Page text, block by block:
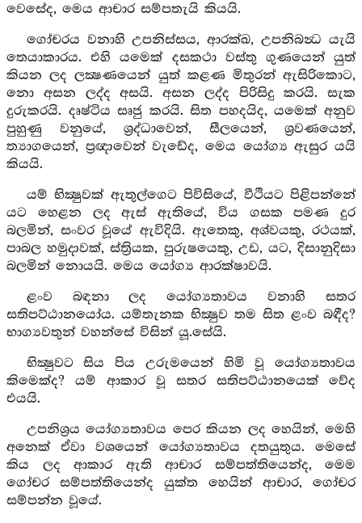
වෙසේද, මෙය ආචාර සම්පතැයි කියයි.
ගෝචරය වනාහි උපනිස්සය, ආරක්ඛ, උපනිබන්‍ධ යැයි
තෙයාකාරය. එහි යමෙක් දසකථා වස්තු ගුණයෙන් යුත්
කියන ලද ලක්‍ෂණයෙන් යුත් කළණ මිතුරන් ඇසිරිකොට,
නො අසන ලද්ද අසයි. අසන ලද්ද පිරිසිදු කරයි. සැක
දුරුකරයි. දෘෂ්ටිය සෘජු කරයි. සිත පහදයිද, යමෙක් අනුව
පුහුණු වනුයේ, ශ්‍රද්ධාවෙන්, සීලයෙන්, ශ්‍රවණයෙන්,
ත්‍යාගයෙන්, ප්‍රඥාවෙන් වැඩේද, මෙය යෝග්‍ය ඇසුර යයි
කියයි.
යම් භික්‍ෂුවක් ඇතුල්ගෙට පිවිසියේ, වීථියට පිළිපන්නේ
යට හෙළන ලද ඇස් ඇතියේ, විය ගසක පමණ දුර
බලමින්, සංවර වූයේ ඇවිදියි. ඇතෙකු, අශ්වයකු, රථයක්,
පාබල හමුදාවක්, ස්ත්‍රියක, පුරුෂයෙකු, උඩ, යට, දිසානුදිසා
බලමින් නොයයි. මෙය යෝග්‍ය ආරක්ෂාවයි.
ළංව බඳනා ලද යෝග්‍යතාවය වනාහි සතර
සතිපට්ඨානයෝය. යම්තැනක භික්‍ෂුව තම සිත ළංව බඳීද?
භාග්‍යවතුන් වහන්සේ විසින් යූ.සේයි.
භික්‍ෂුවට සිය පිය උරුමයෙන් හිමි වූ යෝග්‍යතාවය
කිමෙක්ද? යම් ආකාර වූ සතර සතිපට්ඨානයෙක් වේද
එයයි.
උපනිශ්‍රය යෝග්‍යතාවය පෙර කියන ලද හෙයින්, මෙහි
අනෙක් ඒවා වශයෙන් යෝග්‍යතාවය දතයුතුය. මෙසේ
කිය ලද ආකාර ඇති ආචාර සම්පත්තියෙන්ද, මෙම
ගෝචර සම්පත්තියෙන්ද යුක්ත හෙයින් ආචාර, ගෝචර
සම්පන්න වූයේ.